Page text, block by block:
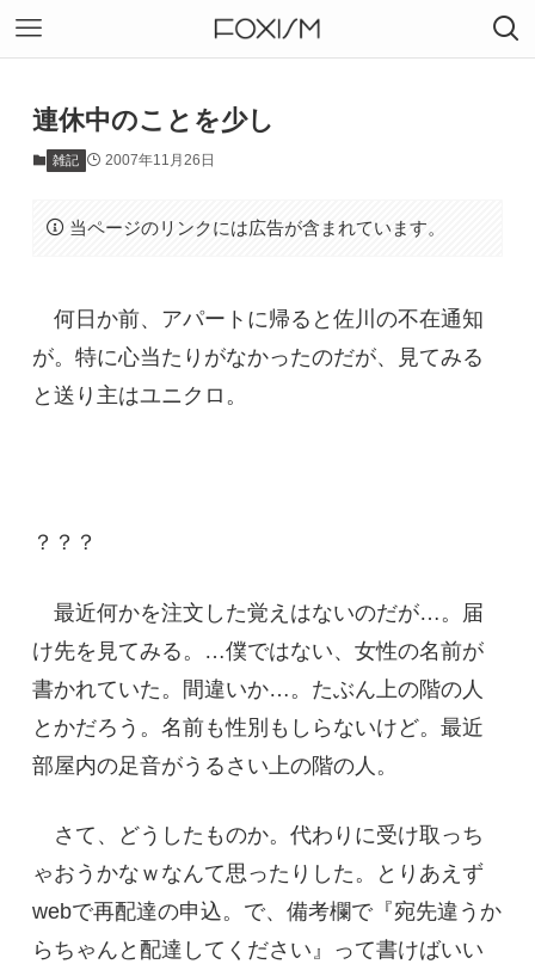
連休中のことを少し
雑記 2007年11月26日
当ページのリンクには広告が含まれています。
何日か前、アパートに帰ると佐川の不在通知
が。特に心当たりがなかったのだが、見てみる
と送り主はユニクロ。
？？？
最近何かを注文した覚えはないのだが…。届
け先を見てみる。…僕ではない、女性の名前が
書かれていた。間違いか…。たぶん上の階の人
とかだろう。名前も性別もしらないけど。最近
部屋内の足音がうるさい上の階の人。
さて、どうしたものか。代わりに受け取っち
ゃおうかなｗなんて思ったりした。とりあえず
webで再配達の申込。で、備考欄で『宛先違うか
らちゃんと配達してください』って書けばいい